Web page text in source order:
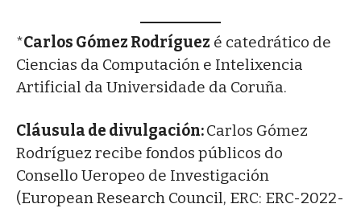
*Carlos Gómez Rodríguez é catedrático de
Ciencias da Computación e Intelixencia
Artificial da Universidade da Coruña.
Cláusula de divulgación:Carlos Gómez
Rodríguez recibe fondos públicos do
Consello Ueropeo de Investigación
(European Research Council, ERC: ERC-2022-